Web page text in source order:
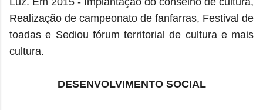
Realização de campeonato de fanfarras, Festival de
toadas e Sediou fórum territorial de cultura e mais
cultura.
DESENVOLVIMENTO SOCIAL